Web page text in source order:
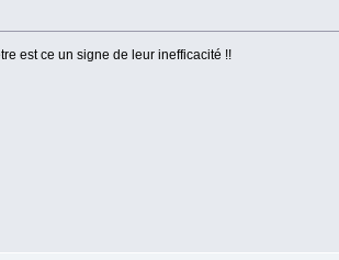
est ce un signe de leur inefficacité !!